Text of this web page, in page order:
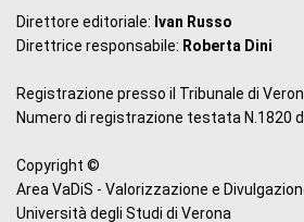
Direttore editoriale: Ivan Russo
Direttrice responsabile: Roberta Dini
Registrazione presso il Tribunale di
Numero di registrazione testata N.1820
Copyright ©
Area VaDiS - Valorizzazione e
Università degli Studi di Verona